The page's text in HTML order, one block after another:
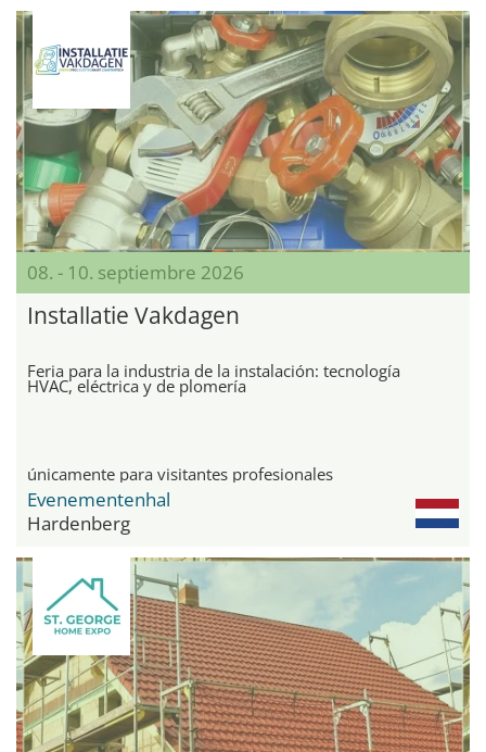
08. - 10. septiembre 2026
Installatie Vakdagen
Feria para la industria de la instalación: tecnología
HVAC, eléctrica y de plomería
únicamente para visitantes profesionales
Evenementenhal
Hardenberg